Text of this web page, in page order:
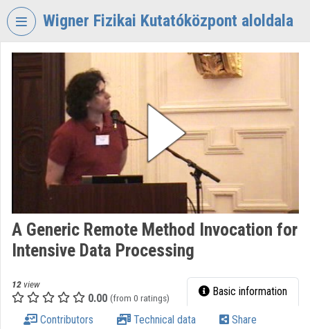
Skip header
Wigner Fizikai Kutatóközpont aloldala
KUTATÓKÖZPONT
Organization home
Log In
Categories
A Generic Remote Method Invocation for
Intensive Data Processing
12 view
0.00 (from 0 ratings) Basic information
Contributors Technical data Share